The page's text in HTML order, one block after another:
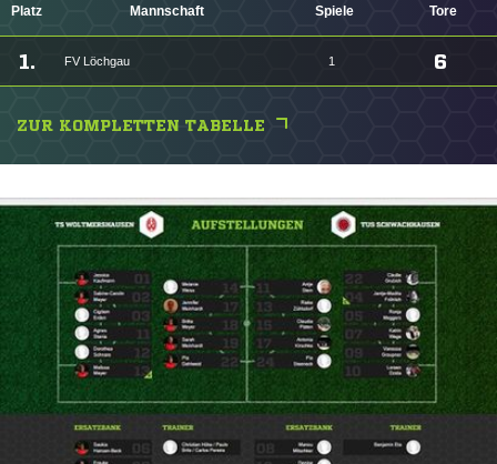
Platz Mannschaft Spiele Tore
1. FV Löchgau 1 6
ZUR KOMPLETTEN TABELLE